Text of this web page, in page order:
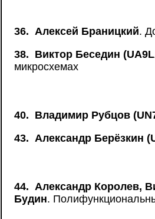
36. Алексей Браницкий.
38. Виктор Беседин
микросхемах
40. Владимир Рубцов
43. Александр Берёзкин
44. Александр Королев,
Будин.